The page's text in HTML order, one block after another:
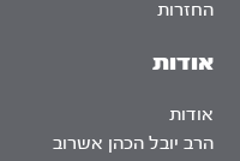
אודות
אודות
הרב יובל הכהן אשרוב
החזרות